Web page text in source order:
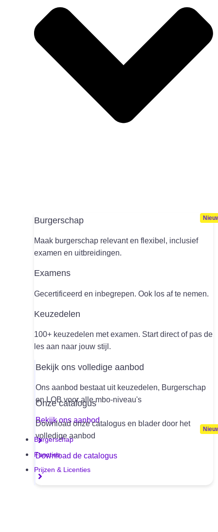
Burgerschap
Maak burgerschap relevant en flexibel, inclusief
examen en uitbreidingen.
Examens
Gecertificeerd en inbegrepen. Ook los af te nemen.
Keuzedelen
100+ keuzedelen met examen. Start direct of pas de
les aan naar jouw stijl.
Bekijk ons volledige aanbod
Ons aanbod bestaat uit keuzedelen, Burgerschap
en LOB voor alle mbo-niveau's
Bekijk ons aanbod
Onze catalogus
Download onze catalogus en blader door het
volledige aanbod
Download de catalogus
Burgerschap
Functies
Prijzen & Licenties